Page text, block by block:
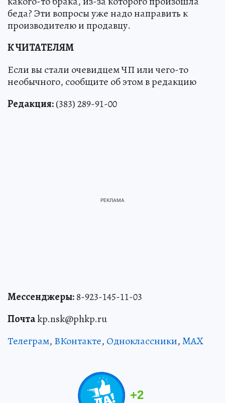
беда? Эти вопросы уже надо направить к
производителю и продавцу.
К ЧИТАТЕЛЯМ
Если вы стали очевидцем ЧП или чего-то
необычного, сообщите об этом в редакцию
Редакция:(383) 289-91-00
Мессенджеры:8-923-145-11-03
Почтаkp.nsk@phkp.ru
Телеграм, ВКонтакте, Одноклассники,MAX
+2